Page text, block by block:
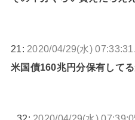
21: 2020/04/29(水)
米国債160兆円分保有して